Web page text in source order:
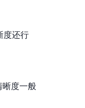
度还行
晰度一般